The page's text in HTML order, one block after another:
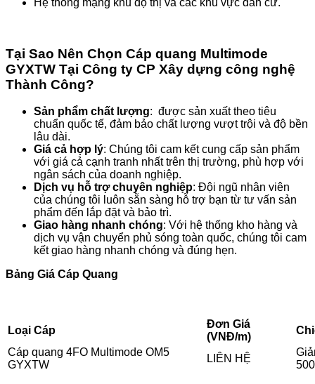
Tại Sao Nên Chọn Cáp quang Multimode
GYXTW Tại Công ty CP Xây dựng công nghệ
Thành Công?
Sản phẩm chất lượng: được sản xuất theo tiêu
chuẩn quốc tế, đảm bảo chất lượng vượt trội và độ bền
lâu dài.
Giá cả hợp lý: Chúng tôi cam kết cung cấp sản phẩm
với giá cả cạnh tranh nhất trên thị trường, phù hợp với
ngân sách của doanh nghiệp.
Dịch vụ hỗ trợ chuyên nghiệp: Đội ngũ nhân viên
của chúng tôi luôn sẵn sàng hỗ trợ bạn từ tư vấn sản
phẩm đến lắp đặt và bảo trì.
Giao hàng nhanh chóng: Với hệ thống kho hàng và
dịch vụ vận chuyển phủ sóng toàn quốc, chúng tôi cam
kết giao hàng nhanh chóng và đúng hẹn.
Bảng Giá Cáp Quang
Loại Cáp
Đơn Giá
(VNĐ/m)
Cáp quang 4FO Multimode OM5
GYXTW
LIÊN HỆ